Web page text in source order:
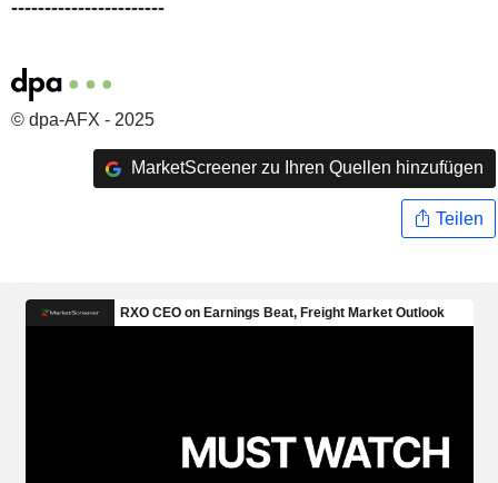
-----------------------
© dpa-AFX - 2025
MarketScreener zu Ihren Quellen hinzufügen
Teilen